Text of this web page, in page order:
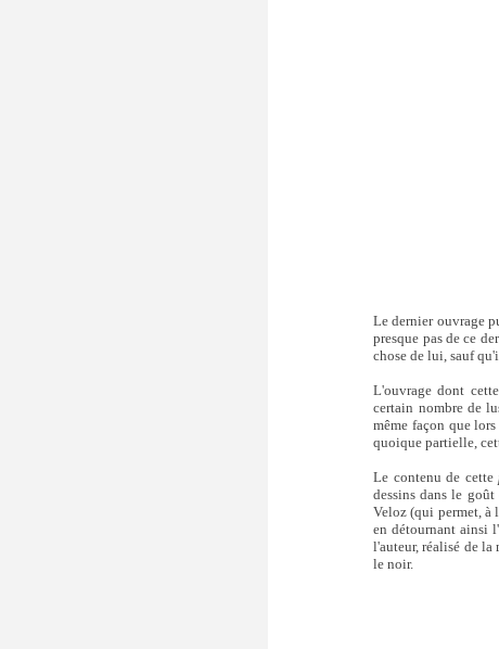
Le dernier ouvrage
presque pas de ce
chose de lui, sauf
L'ouvrage dont
certain nombre de
même façon que
quoique partielle,
Le contenu de cette
dessins dans le
Veloz (qui permet, à
en détournant ainsi
l'auteur, réalisé de
le noir.